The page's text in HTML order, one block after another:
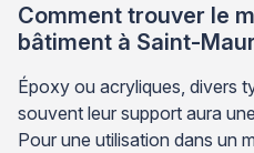
Comment trouver le
bâtiment à Saint-
Époxy ou acryliques, divers
souvent leur support aura
Pour une utilisation dans un